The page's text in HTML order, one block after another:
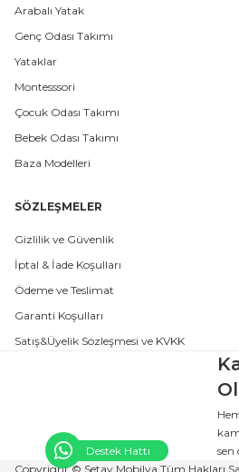
Arabalı Yatak
Genç Odası Takımı
Yataklar
Montesssori
Çocuk Odası Takımı
Bebek Odası Takımı
Baza Modelleri
SÖZLEŞMELER
Gizlilik ve Güvenlik
İptal & İade Koşulları
Ödeme ve Teslimat
Garanti Koşulları
Satış&Üyelik Sözleşmesi ve KVKK
sen
Copyright © Setay Mobilya Tüm Hakları
Destek Hattı